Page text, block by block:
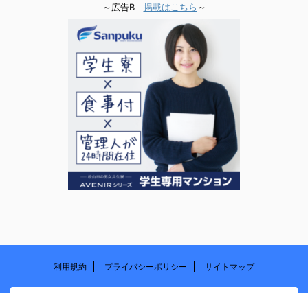
～広告B 掲載はこちら ～
利用規約 プライバシーポリシー サイトマップ